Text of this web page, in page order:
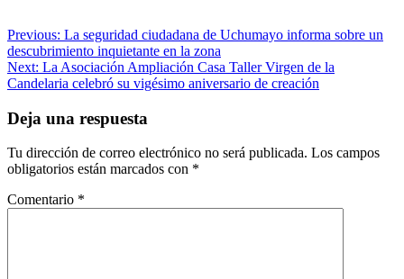
Navegación
de
entradas
Previous: La seguridad ciudadana de Uchumayo informa sobre un
descubrimiento inquietante en la zona
Next: La Asociación Ampliación Casa Taller Virgen de la
Candelaria celebró su vigésimo aniversario de creación
Deja una respuesta
Tu dirección de correo electrónico no será publicada. Los campos
obligatorios están marcados con *
Comentario *